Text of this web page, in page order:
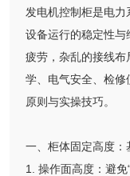
发电机控制柜是电力
设备运行的稳定性
疲劳，杂乱的接线
学、电气安全、检
原则与实操技巧。
一、柜体固定高度
1. 操作面高度：避免